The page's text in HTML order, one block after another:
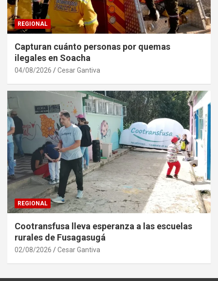
REGIONAL
Capturan cuánto personas por quemas
ilegales en Soacha
04/08/2026 Cesar Gantiva
REGIONAL
Cootransfusa lleva esperanza a las escuelas
rurales de Fusagasugá
02/08/2026 Cesar Gantiva